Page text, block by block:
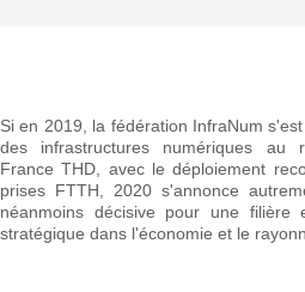
Si en 2019, la fédération InfraNum
des infrastructures numériques au
France THD, avec le déploiement
prises FTTH, 2020 s'annonce
néanmoins décisive pour une filière
stratégique dans l'économie et le